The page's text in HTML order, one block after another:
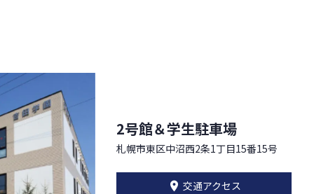
2号館＆学生駐車場
札幌市東区中沼西2条1丁目15番15号
交通アクセス